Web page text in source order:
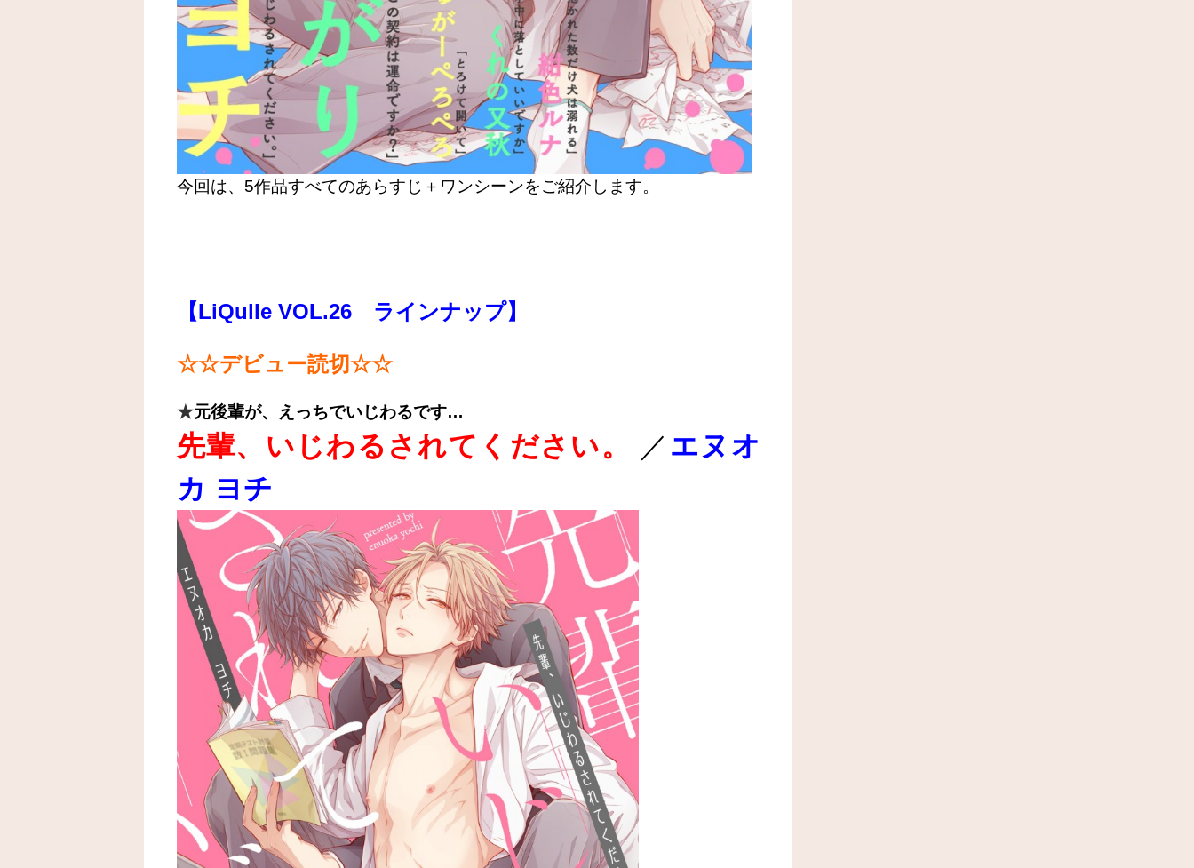
今回は、5作品すべてのあらすじ＋ワンシーンをご紹介します。
【LiQulle VOL.26 ラインナップ】
☆☆デビュー読切☆☆
★元後輩が、えっちでいじわるです…
先輩、いじわるされてください。 ／ エヌオ
カ ヨチ